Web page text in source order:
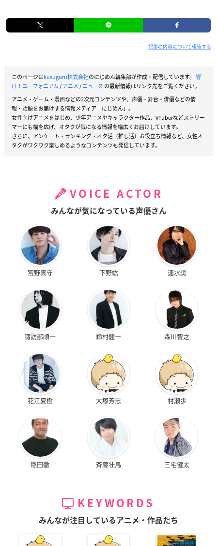
記事の内容について報告する
このページはkusuguru株式会社のにじめん編集部が作成・配信しています。 響
け！ユーフォニアム/アニメ/ニュース の最新情報はリンク先をご覧ください。
アニメ・ゲーム・漫画などの2次元コンテンツや、声優・舞台・俳優などの情
報・話題をお届けする情報メディア「にじめん」。
女性向けアニメをはじめ、少年アニメやキャラクター作品、VTuberなどストリー
マーにも幅を広げ、オタクが気になる情報を幅広くお届けしています。
さらに、アンケート・ランキング・オタ活（推し活）お役立ち情報など、女性オ
タクがワクワク楽しめるようなコンテンツも発信しています。
VOICE ACTOR
みんなが気になっている声優さん
宮野真守 下野紘 速水奨
諏訪部順一 鈴村健一 森川智之
花江夏樹 大塚芳忠 村瀬歩
稲田徹 斉藤壮馬 三宅健太
KEYWORDS
みんなが注目しているアニメ・作品たち